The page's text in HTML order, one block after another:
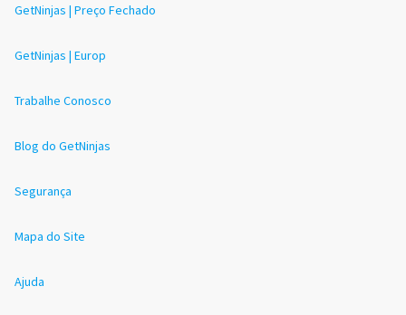
GetNinjas | Preço Fechado
GetNinjas | Europ
Trabalhe Conosco
Blog do GetNinjas
Segurança
Mapa do Site
Ajuda